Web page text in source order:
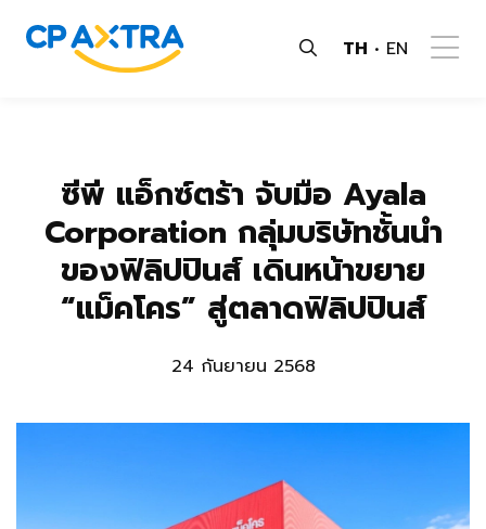
TH EN
ซีพี แอ็กซ์ตร้า จับมือ Ayala
Corporation กลุ่มบริษัทชั้นนำ
ของฟิลิปปินส์ เดินหน้าขยาย
“แม็คโคร” สู่ตลาดฟิลิปปินส์
24 กันยายน 2568